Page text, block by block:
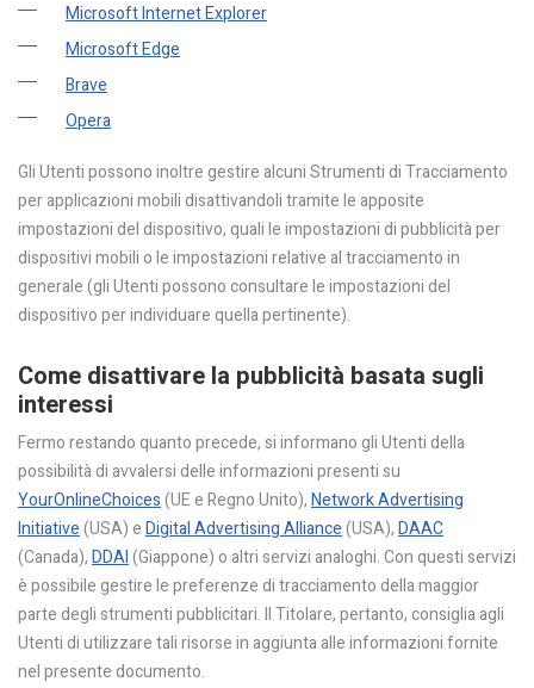
Microsoft Internet Explorer
Microsoft Edge
Brave
Opera
Gli Utenti possono inoltre gestire alcuni Strumenti di Tracciamento
per applicazioni mobili disattivandoli tramite le apposite
impostazioni del dispositivo, quali le impostazioni di pubblicità per
dispositivi mobili o le impostazioni relative al tracciamento in
generale (gli Utenti possono consultare le impostazioni del
dispositivo per individuare quella pertinente).
Come disattivare la pubblicità basata sugli
interessi
Fermo restando quanto precede, si informano gli Utenti della
possibilità di avvalersi delle informazioni presenti su
YourOnlineChoices(UE e Regno Unito),Network Advertising
Initiative(USA) eDigital Advertising Alliance(USA),DAAC
(Canada),DDAI(Giappone) o altri servizi analoghi. Con questi servizi
è possibile gestire le preferenze di tracciamento della maggior
parte degli strumenti pubblicitari. Il Titolare, pertanto, consiglia agli
Utenti di utilizzare tali risorse in aggiunta alle informazioni fornite
nel presente documento.